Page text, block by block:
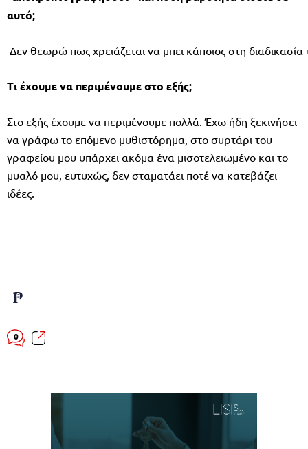
αυτό;
Δεν θεωρώ πως χρειάζεται να μπει κάποιος στη
Τι έχουμε να περιμένουμε στο εξής;
Στο εξής έχουμε να περιμένουμε πολλά. Έχω ήδη ξεκινήσει
να γράφω το επόμενο μυθιστόρημα, στο συρτάρι του
γραφείου μου υπάρχει ακόμα ένα μισοτελειωμένο και το
μυαλό μου, ευτυχώς, δεν σταματάει ποτέ να κατεβάζει
ιδέες.
0